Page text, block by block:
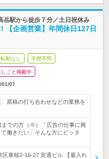
岳駅から徒歩７分／土日祝休み
【企画営業】年間休日127日
転勤なし 学歴不問
ごと掲載中
01/07
原稿の打ち合わせなどの業務を
までの方（※）「広告の仕事に興
働きたい」そんな方にピッタ
区東桜2-16-27 宣通ビル 【雇入れ